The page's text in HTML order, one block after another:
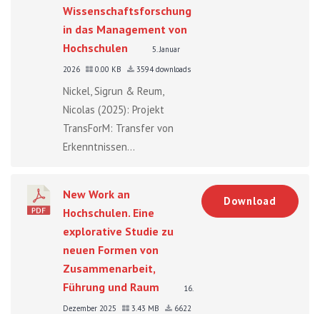
Wissenschaftsforschung
in das Management von
Hochschulen
5. Januar
2026
0.00 KB 3594 downloads
Nickel, Sigrun & Reum,
Nicolas (2025): Projekt
TransForM: Transfer von
Erkenntnissen...
New Work an
Hochschulen. Eine
explorative Studie zu
neuen Formen von
Zusammenarbeit,
Führung und Raum
16.
Dezember 2025
3.43 MB
6622
Download